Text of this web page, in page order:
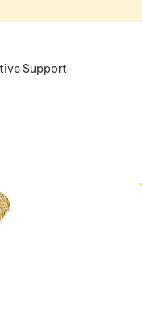
Support